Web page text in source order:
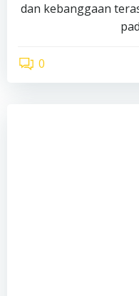
dan kebanggaan
0